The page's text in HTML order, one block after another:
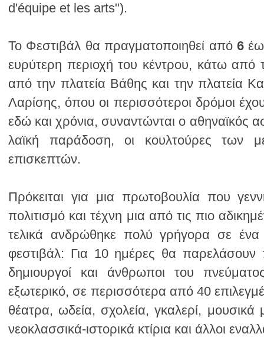
d'équipe et les arts").
Το Φεστιβάλ θα πραγματοποιηθεί από 6
επισκεπτών.
νεοκλασσικά-ιστορικά κτίρια και άλλοι